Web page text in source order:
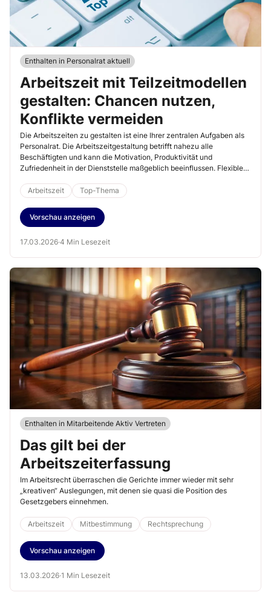
Enthalten in Personalrat aktuell
Arbeitszeit mit Teilzeitmodellen
gestalten: Chancen nutzen,
Konflikte vermeiden
Die Arbeitszeiten zu gestalten ist eine Ihrer zentralen Aufgaben als
Personalrat. Die Arbeitszeitgestaltung betrifft nahezu alle
Beschäftigten und kann die Motivation, Produktivität und
Zufriedenheit in der Dienststelle maßgeblich beeinflussen. Flexible
stellen Behörden aber auch vor organisatorische
Herausforderungen.
Arbeitszeit Top-Thema
Vorschau anzeigen
17.03.2026·4 Min Lesezeit
Enthalten in Mitarbeitende Aktiv Vertreten
Das gilt bei der
Arbeitszeiterfassung
Im Arbeitsrecht überraschen die Gerichte immer wieder mit sehr
„kreativen“ Auslegungen, mit denen sie quasi die Position des
Gesetzgebers einnehmen.
Arbeitszeit Mitbestimmung Rechtsprechung
Vorschau anzeigen
13.03.2026·1 Min Lesezeit